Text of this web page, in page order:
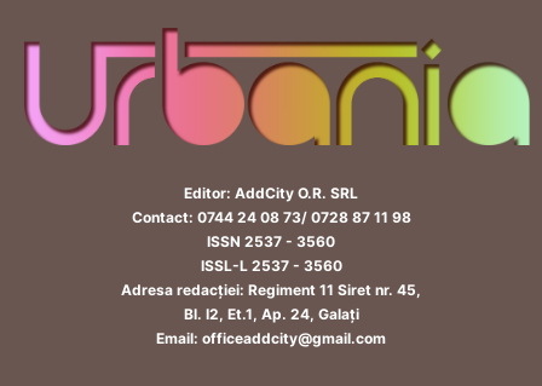
Editor: AddCity O.R. SRL
Contact: 0744 24 08 73/ 0728 87 11 98
ISSN 2537 - 3560
ISSL-L 2537 - 3560
Adresa redacției: Regiment 11 Siret nr. 45,
Bl. I2, Et.1, Ap. 24, Galați
Email: officeaddcity@gmail.com